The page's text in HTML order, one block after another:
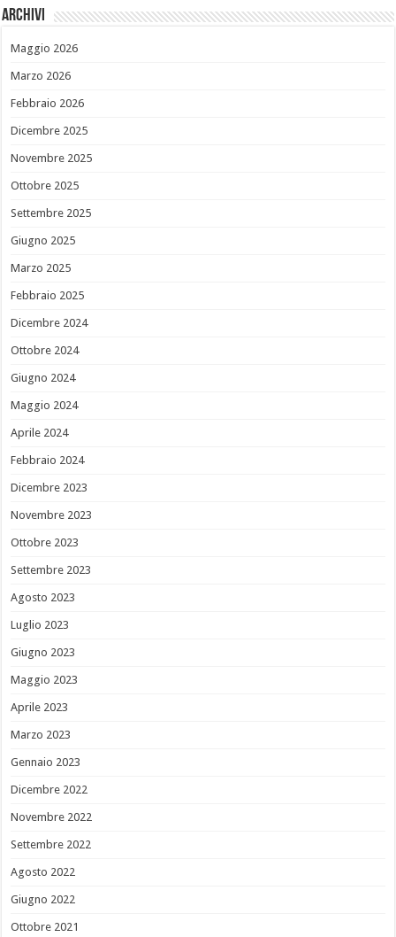
Archivi
Maggio 2026
Marzo 2026
Febbraio 2026
Dicembre 2025
Novembre 2025
Ottobre 2025
Settembre 2025
Giugno 2025
Marzo 2025
Febbraio 2025
Dicembre 2024
Ottobre 2024
Giugno 2024
Maggio 2024
Aprile 2024
Febbraio 2024
Dicembre 2023
Novembre 2023
Ottobre 2023
Settembre 2023
Agosto 2023
Luglio 2023
Giugno 2023
Maggio 2023
Aprile 2023
Marzo 2023
Gennaio 2023
Dicembre 2022
Novembre 2022
Settembre 2022
Agosto 2022
Giugno 2022
Ottobre 2021